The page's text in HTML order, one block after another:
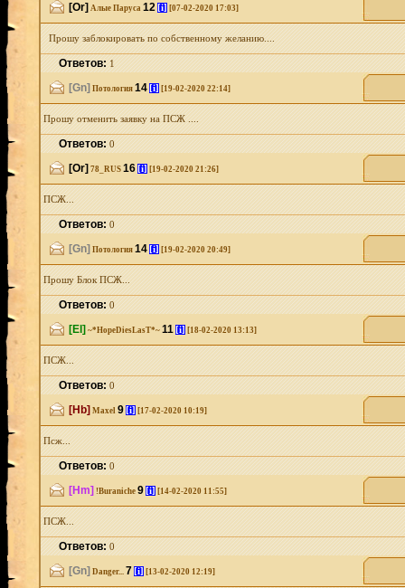
[Or] Алые Паруса 12 [i] [07-02-2020 17:03]
Прошу заблокировать по собственному желанию....
Ответов:1
[Gn] Потология 14 [i] [19-02-2020 22:14]
Прошу отменить заявку на ПСЖ ....
Ответов:0
[Or] 78_RUS 16 [i] [19-02-2020 21:26]
ПСЖ...
Ответов:0
[Gn] Потология 14 [i] [19-02-2020 20:49]
Прошу Блок ПСЖ...
Ответов:0
[El] ~*HopeDiesLasT*~ 11 [i] [18-02-2020 13:13]
ПСЖ...
Ответов:0
[Hb] Maxel 9 [i] [17-02-2020 10:19]
Псж...
Ответов:0
[Hm] !Buraniche 9 [i] [14-02-2020 11:55]
ПСЖ...
Ответов:0
[Gn] Danger... 7 [i] [13-02-2020 12:19]